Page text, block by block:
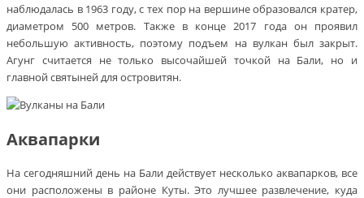
наблюдалась в 1963 году, с тех пор на вершине образовался кратер,
диаметром 500 метров. Также в конце 2017 года он проявил
небольшую активность, поэтому подъем на вулкан был закрыт.
Агунг считается не только высочайшей точкой на Бали, но и
главной святыней для островитян.
Аквапарки
На сегодняшний день на Бали действует несколько аквапарков, все
они расположены в районе Куты. Это лучшее развлечение, куда